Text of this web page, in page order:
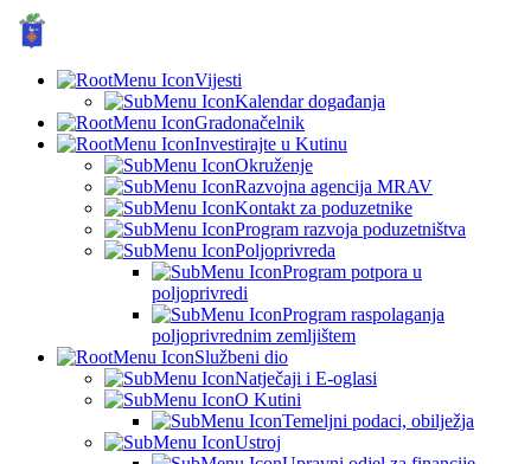
Vijesti
Kalendar događanja
Gradonačelnik
Investirajte u Kutinu
Okruženje
Razvojna agencija MRAV
Kontakt za poduzetnike
Program razvoja poduzetništva
Poljoprivreda
Program potpora u
poljoprivredi
Program raspolaganja
poljoprivrednim zemljištem
Službeni dio
Natječaji i E-oglasi
O Kutini
Temeljni podaci, obilježja
Ustroj